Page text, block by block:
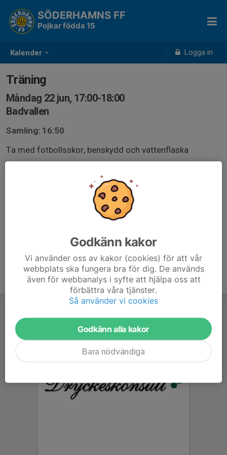
Kalender Logga in
SÖDERHAMNS FF
Pojkar födda 15
Träning
Måndag 22 jun, 17:00-18:00
Badvallen
Samling: 16:50
Ta med fotbollsskor, benskydd och vattenflaska
Godkänn kakor
Vi använder oss av kakor (cookies) för att vår
webbplats ska fungera bra för dig. De används
även för webbanalys i syfte att hjälpa oss att
förbättra våra tjänster.
Så använder vi cookies
Godkänn alla kakor
Bara nödvändiga